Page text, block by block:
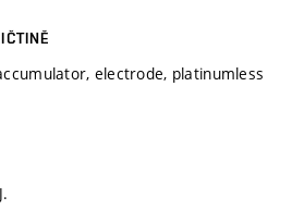
electrode, platinumless